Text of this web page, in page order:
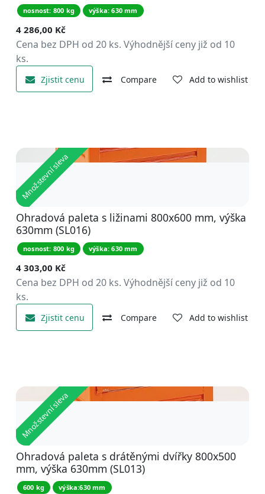
nosnost: 800 kg výška: 630 mm
4 286,00 Kč
Cena bez DPH od 20 ks. Výhodnější ceny již od 10
ks.
Zjistit cenu Compare Add to wishlist
Množstevní sleva
Ohradová paleta s ližinami 800x600 mm, výška
630mm (SL016)
nosnost: 800 kg výška: 630 mm
4 303,00 Kč
Cena bez DPH od 20 ks. Výhodnější ceny již od 10
ks.
Zjistit cenu Compare Add to wishlist
Množstevní sleva
Ohradová paleta s drátěnými dvířky 800x500
mm, výška 630mm (SL013)
600 kg výška:630 mm